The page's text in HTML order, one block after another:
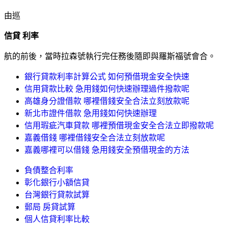
由巡
信貸 利率
航的前後，當時拉森號執行完任務後隨即與羅斯福號會合。
銀行貸款利率計算公式 如何預借現金安全快速
信用貸款比較 急用錢如何快速辦理過件撥款呢
高雄身分證借款 哪裡借錢安全合法立刻放款呢
新北市證件借款 急用錢如何快速辦理
信用瑕疵汽車貸款 哪裡預借現金安全合法立即撥款呢
嘉義借錢 哪裡借錢安全合法立刻放款呢
嘉義哪裡可以借錢 急用錢安全預借現金的方法
負債整合利率
彰化銀行小額信貸
台灣銀行貸款試算
郵局 房貸試算
個人信貸利率比較